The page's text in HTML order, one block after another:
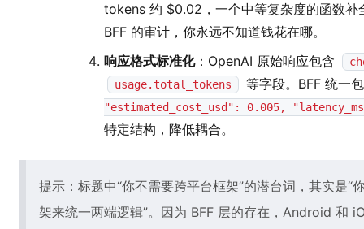
tokens 约 $0.02，一个中等复杂度的函数
BFF 的审计，你永远不知道钱花在哪。
响应格式标准化：OpenAI 原始响应包含
usage.total_tokens
等字段。BFF 统一
"estimated_cost_usd": 0.005,
特定结构，降低耦合。
提示：标题中“你不需要跨平台框架”的潜台词，其实是
架来统一两端逻辑”。因为 BFF 层的存在，Android 和